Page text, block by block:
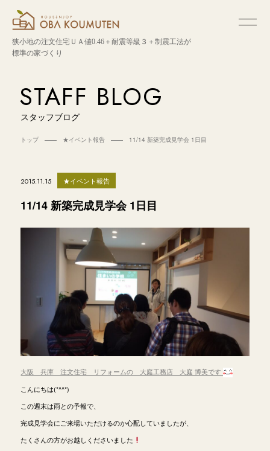
狭小地の注文住宅ＵＡ値0.46＋耐震等級３＋制震工法が
標準の家づくり
STAFF BLOG
スタッフブログ
トップ ★イベント報告 11/14 新築完成見学会 1日目
2015.11.15 ★イベント報告
11/14 新築完成見学会 1日目
大阪 兵庫 注文住宅 リフォームの 大庭工務店 大庭 博美です
こんにちは(*^^*)
この週末は雨との予報で、
完成見学会にご来場いただけるのか心配していましたが、
たくさんの方がお越しくださいました